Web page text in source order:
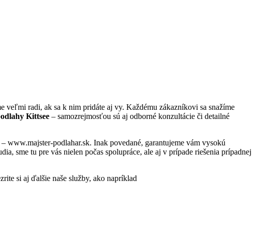
veľmi radi, ak sa k nim pridáte aj vy. Každému zákazníkovi sa snažíme
Kittsee – samozrejmosťou sú aj odborné konzultácie či detailné
www.majster-podlahar.sk. Inak povedané, garantujeme vám vysokú
sme tu pre vás nielen počas spolupráce, ale aj v prípade riešenia prípadnej
si aj ďalšie naše služby, ako napríklad